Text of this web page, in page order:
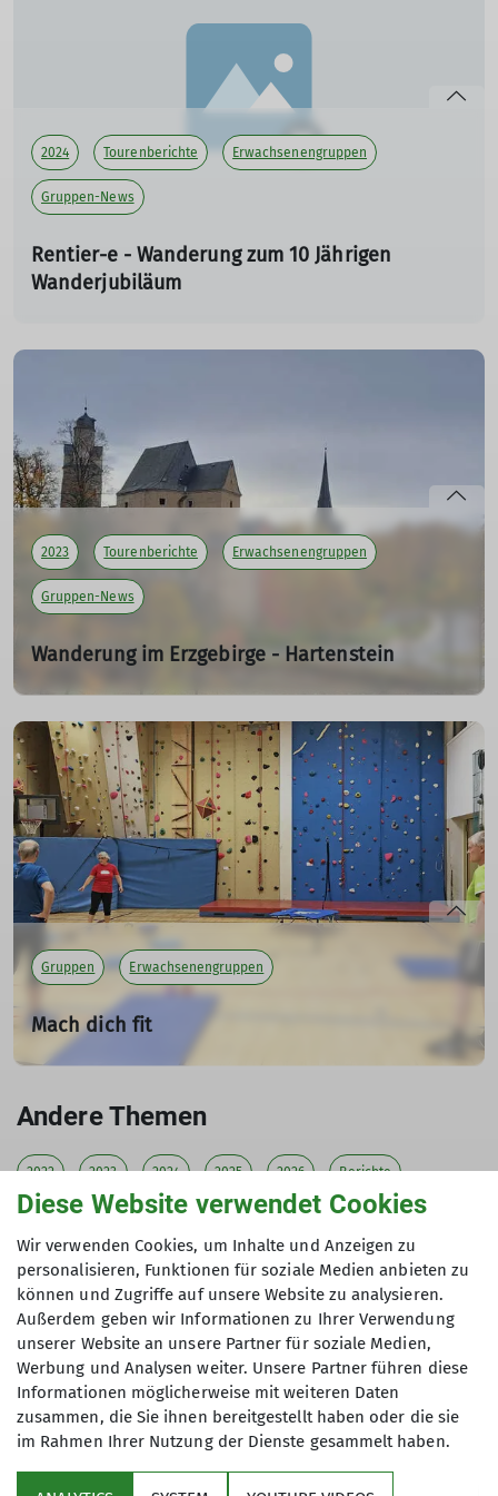
2024 Tourenberichte Erwachsenengruppen
Gruppen-News
Rentier-e - Wanderung zum 10 Jährigen
Wanderjubiläum
10 Jahre Wandergruppe Rentier-e-
2023
Tourenberichte Erwachsenengruppen
Gruppen-News
Wanderung im Erzgebirge - Hartenstein
Herbstwanderung
Hartenstein - Burg Stein - Burgruine Isenburg - Wildbach
- Langenberg - Fährbrücke - Hartenstein
mehr erfahren
Gruppen Erwachsenengruppen
Mach dich fit
Kraft und Beweglichkeit trainieren
noch?
Hier hast Du die Möglichkeit, Deinen Körper sowie Geist
Für zwei Stunden können wir uns auspowern, Muskeln
üben, Kondition und Ausdauer verbessern, mit
Koordinationsübungen den Geist auf Trab halten.
Wer Lust hat, kann sich auch an der Kletterwand die
Finger lang ziehen.
Yoga-Übungen zum Dehnen des Körpers und zur
Entspannung runden das Training ab.
Habe ich Dein Interesse geweckt? Dann bist Du herzlich
willkommen, das Alter ist egal.
Andere Themen
2022 2023 2024 2025 2026 Berichte
Carl-Stuelpner Erwachsenengruppen Freundeskreis
Geschichte Gruppen Gruppen-News Gruppentermine
Neues aus der Gruppe
Newsletter Termine Tourenberichte Veranstaltung
Sektion
Diese Website verwendet Cookies
Wir verwenden Cookies, um Inhalte und Anzeigen zu
personalisieren, Funktionen für soziale Medien anbieten zu
können und Zugriffe auf unsere Website zu analysieren.
Außerdem geben wir Informationen zu Ihrer Verwendung
unserer Website an unsere Partner für soziale Medien,
Werbung und Analysen weiter. Unsere Partner führen diese
Informationen möglicherweise mit weiteren Daten
zusammen, die Sie ihnen bereitgestellt haben oder die sie
im Rahmen Ihrer Nutzung der Dienste gesammelt haben.